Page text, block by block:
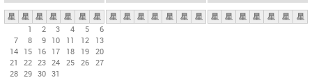
星 星 星 星 星 星
星
1
2 3 4 5
6
7
8 9 10 11 12
13
14 15 16 17 18 19 20
21
22 23 24 25 26 27
28 29 30 31
星 星 星 星 星 星 星 星 星 星 星 星 星 星